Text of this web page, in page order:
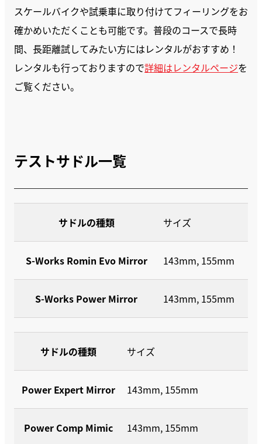
スケールバイクや試乗車に取り付けてフィーリングをお
確かめいただくことも可能です。普段のコースで長時
間、長距離試してみたい方にはレンタルがおすすめ！
レンタルも行っておりますので詳細はレンタルページを
ご覧ください。
テストサドル一覧
サドルの種類 サイズ
S-Works Romin Evo Mirror 143mm, 155mm
S-Works Power Mirror 143mm, 155mm
サドルの種類 サイズ
Power Expert Mirror 143mm, 155mm
Power Comp Mimic 143mm, 155mm